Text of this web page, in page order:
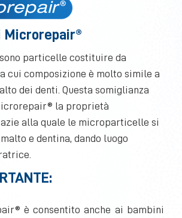
Microrepair®
particelle costituire da
cui composizione è molto simile a
dei denti. Questa somiglianza
la proprietà
alla quale le microparticelle si
e dentina, dando luogo
è consentito anche ai bambini